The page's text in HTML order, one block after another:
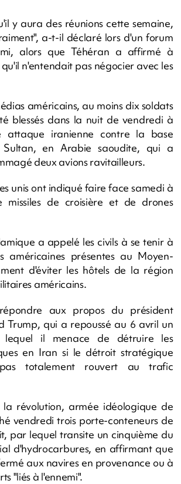
y aura des réunions cette semaine,
a-t-il déclaré lors d'un forum
alors que Téhéran a affirmé à
n'entendait pas négocier avec les
américains, au moins dix soldats
blessés dans la nuit de vendredi à
attaque iranienne contre la base
Sultan, en Arabie saoudite, qui a
deux avions ravitailleurs.
unis ont indiqué faire face samedi à
missiles de croisière et de drones
a appelé les civils à se tenir à
américaines présentes au Moyen-
d'éviter les hôtels de la région
américains.
aux propos du président
Trump, qui a repoussé au 6 avril un
lequel il menace de détruire les
en Iran si le détroit stratégique
totalement rouvert au trafic
la révolution, armée idéologique de
vendredi trois porte-conteneurs de
par lequel transite un cinquième du
d'hydrocarbures, en affirmant que
aux navires en provenance ou à
"liés à l'ennemi".